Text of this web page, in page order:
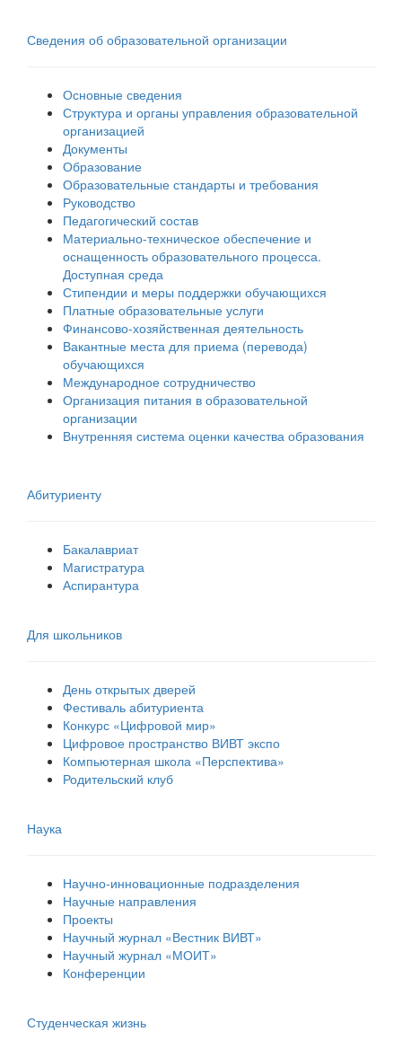
Сведения об образовательной организации
Основные сведения
Структура и органы управления образовательной
организацией
Документы
Образование
Образовательные стандарты и требования
Руководство
Педагогический состав
Материально-техническое обеспечение и
оснащенность образовательного процесса.
Доступная среда
Стипендии и меры поддержки обучающихся
Платные образовательные услуги
Финансово-хозяйственная деятельность
Вакантные места для приема (перевода)
обучающихся
Международное сотрудничество
Организация питания в образовательной
организации
Внутренняя система оценки качества образования
Абитуриенту
Бакалавриат
Магистратура
Аспирантура
Для школьников
День открытых дверей
Фестиваль абитуриента
Конкурс «Цифровой мир»
Цифровое пространство ВИВТ экспо
Компьютерная школа «Перспектива»
Родительский клуб
Наука
Научно-инновационные подразделения
Научные направления
Проекты
Научный журнал «Вестник ВИВТ»
Научный журнал «МОИТ»
Конференции
Студенческая жизнь